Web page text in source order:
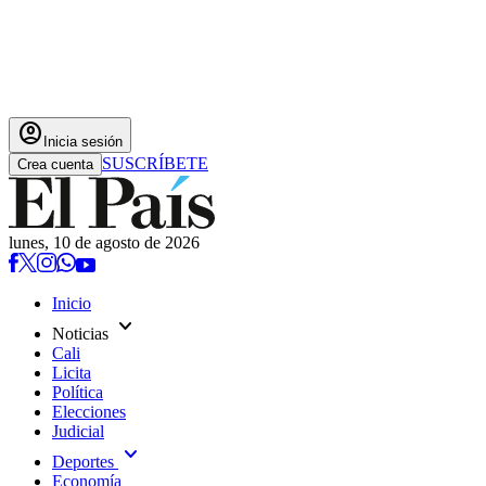
account_circle Inicia sesión
Crea cuenta SUSCRÍBETE
lunes, 10 de agosto de 2026
Inicio
Noticias expand_more
Cali
Licita
Política
Elecciones
Judicial
Deportes expand_more
Economía